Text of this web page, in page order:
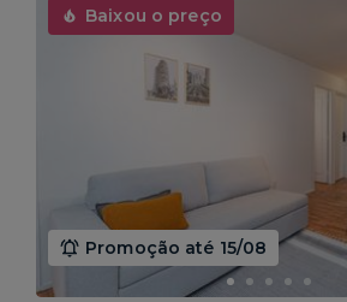
Baixou o preço
Promoção até 15/08